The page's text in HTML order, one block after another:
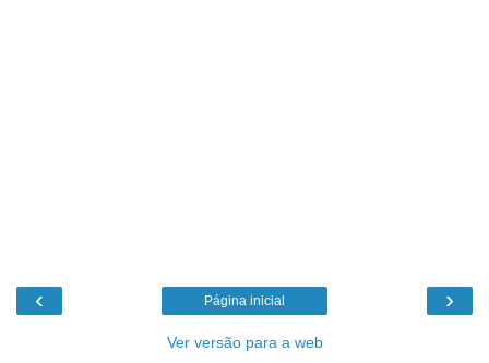
‹ ›
Página inicial
Ver versão para a web